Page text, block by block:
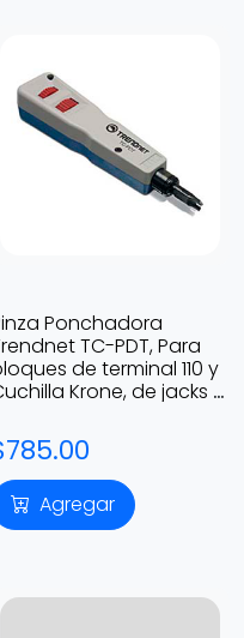
Ponchadora
TC-PDT, Para
de terminal 110 y
Krone, de jacks y
Agregar